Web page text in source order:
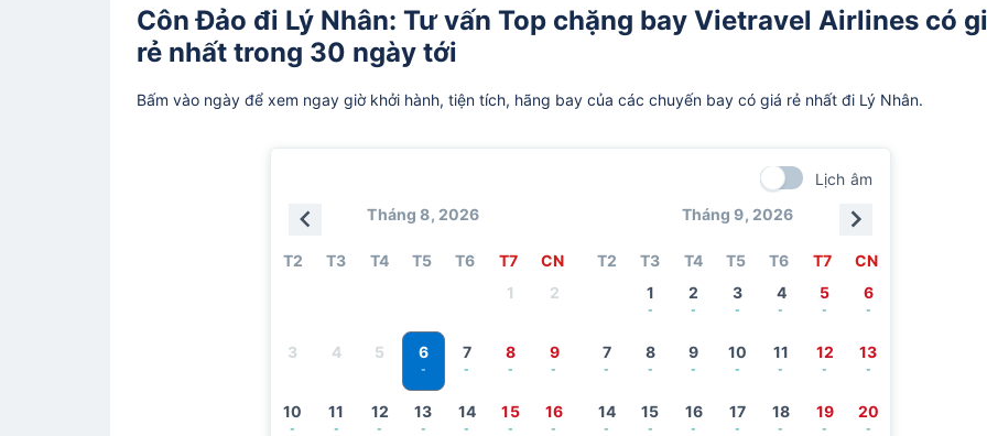
Côn Đảo đi Lý Nhân: Tư vấn Top chặng bay Vietravel Airlines có
rẻ nhất trong 30 ngày tới
Bấm vào ngày để xem ngay giờ khởi hành, tiện tích, hãng bay của các chuyến bay có giá rẻ nhất đi Lý Nhân.
Lịch âm
Tháng 8, 2026
T2 T3 T4 T5 T6 T7
CN
1
2
3 4 5 6
-
7
-
8
-
9
-
10
-
11
-
12
-
13
-
14
-
15
-
16
-
Tháng 9, 2026
T2 T3 T4 T5 T6 T7
CN
1
-
2
-
3
-
4
-
5
-
6
-
7
-
8
-
9
-
10
-
11
-
12
-
13
-
14
-
15
-
16
-
17
-
18
-
19
-
20
-